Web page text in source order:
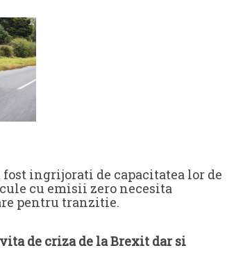
ingrijorati de capacitatea lor de
cu emisii zero necesita
pentru tranzitie.
de criza de la Brexit dar si